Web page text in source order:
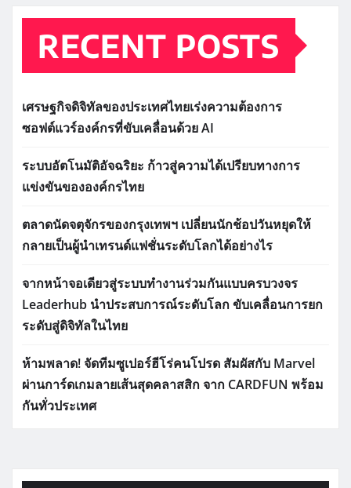
RECENT POSTS
เศรษฐกิจดิจิทัลของประเทศไทยเร่งความต้องการ
ซอฟต์แวร์องค์กรที่ขับเคลื่อนด้วย AI
ระบบอัตโนมัติอัจฉริยะ ก้าวสู่ความได้เปรียบทางการ
แข่งขันขององค์กรไทย
ตลาดนัดจตุจักรของกรุงเทพฯ เปลี่ยนนักช้อปวันหยุดให้
กลายเป็นผู้นำเทรนด์แฟชั่นระดับโลกได้อย่างไร
จากหน้าจอเดียวสู่ระบบทำงานร่วมกันแบบครบวงจร
Leaderhub นำประสบการณ์ระดับโลก ขับเคลื่อนการยก
ระดับสู่ดิจิทัลในไทย
ห้ามพลาด! จัดทีมซูเปอร์ฮีโร่คนโปรด สัมผัสกับ Marvel
ผ่านการ์ดเกมลายเส้นสุดคลาสสิก จาก CARDFUN พร้อม
กันทั่วประเทศ